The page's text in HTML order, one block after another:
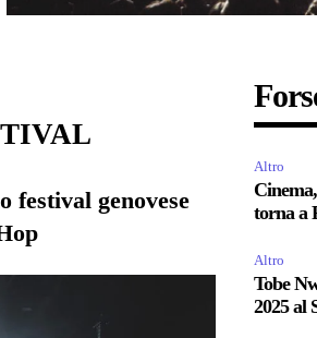
festival genovese
Altro
torna a
Altro
Tobe
2025 al